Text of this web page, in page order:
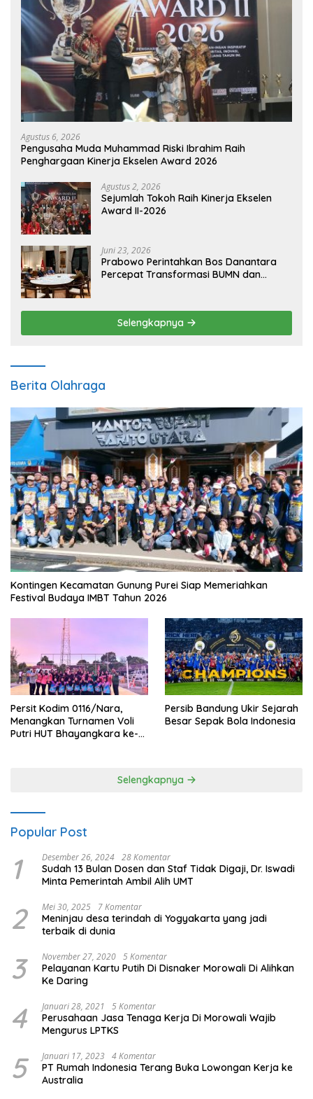
Agustus 6, 2026
Pengusaha Muda Muhammad Riski Ibrahim Raih
Penghargaan Kinerja Ekselen Award 2026
Agustus 2, 2026
Sejumlah Tokoh Raih Kinerja Ekselen
Award II-2026
Juni 23, 2026
Prabowo Perintahkan Bos Danantara
Percepat Transformasi BUMN dan
Selengkapnya
Berita Olahraga
Kontingen Kecamatan Gunung Purei Siap Memeriahkan
Festival Budaya IMBT Tahun 2026
Persit Kodim 0116/Nara,
Menangkan Turnamen Voli
Putri HUT Bhayangkara ke-
Persib Bandung Ukir Sejarah
Besar Sepak Bola Indonesia
Selengkapnya
Popular Post
1 Desember 26, 2024 28 Komentar
Sudah 13 Bulan Dosen dan Staf Tidak Digaji, Dr. Iswadi
Minta Pemerintah Ambil Alih UMT
2 Mei 30, 2025 7 Komentar
Meninjau desa terindah di Yogyakarta yang jadi
terbaik di dunia
3 November 27, 2020 5 Komentar
Pelayanan Kartu Putih Di Disnaker Morowali Di Alihkan
Ke Daring
4 Januari 28, 2021 5 Komentar
Perusahaan Jasa Tenaga Kerja Di Morowali Wajib
Mengurus LPTKS
5 Januari 17, 2023 4 Komentar
PT Rumah Indonesia Terang Buka Lowongan Kerja ke
Australia